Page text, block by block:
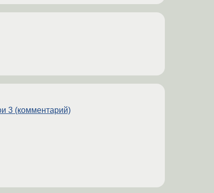
3 (комментарий)